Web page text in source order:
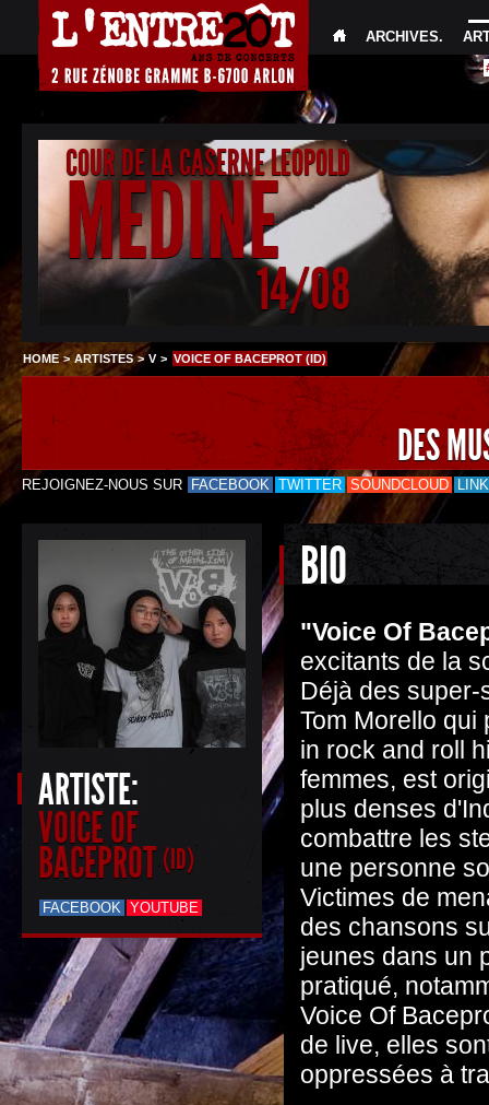
ARCHIVES.
COUR DE LA CASERNE LEOPOLD
MEDINE
14/08
HOME >ARTISTES>V > VOICE OF BACEPROT (ID)
DES
REJOIGNEZ-NOUS SUR FACEBOOK TWITTER SOUNDCLOUD
ARTISTE:
VOICE OF
BACEPROT (ID)
FACEBOOK YOUTUBE
BIO
"Voice Of
excitants de la
Déjà des super-
Tom Morello qui
in rock and roll
femmes, est
plus denses
combattre les
une personne
Victimes de
des chansons
jeunes dans un
pratiqué,
Voice Of
de live, elles
oppressées à